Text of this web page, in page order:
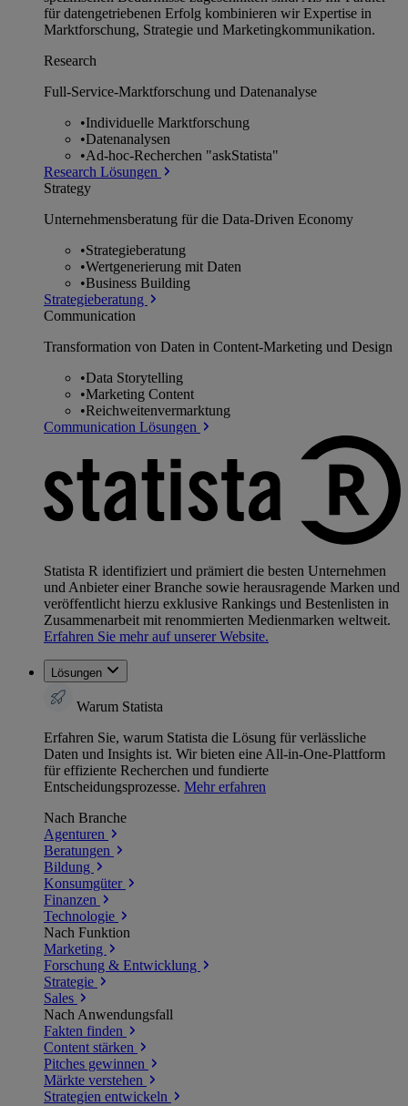
für datengetriebenen Erfolg kombinieren wir Expertise in
Marktforschung, Strategie und Marketingkommunikation.
Research
Full-Service-Marktforschung und Datenanalyse
•Individuelle Marktforschung
•Datenanalysen
•Ad-hoc-Recherchen "askStatista"
Research Lösungen
Strategy
Unternehmens­beratung für die Data-Driven Economy
•Strategieberatung
•Wertgenerierung mit Daten
•Business Building
Strategieberatung
Communication
Transformation von Daten in Content-Marketing und Design
•Data Storytelling
•Marketing Content
•Reichweitenvermarktung
Communication Lösungen
Statista R identifiziert und prämiert die besten Unternehmen
und Anbieter einer Branche sowie herausragende Marken und
veröffentlicht hierzu exklusive Rankings und Bestenlisten in
Zusammenarbeit mit renommierten Medienmarken weltweit.
Erfahren Sie mehr auf unserer Website.
Lösungen
Warum Statista
Erfahren Sie, warum Statista die Lösung für verlässliche
Daten und Insights ist. Wir bieten eine All-in-One-Plattform
für effiziente Recherchen und fundierte
Entscheidungsprozesse. Mehr erfahren
Nach Branche
Agenturen
Beratungen
Bildung
Konsumgüter
Finanzen
Technologie
Nach Funktion
Marketing
Forschung & Entwicklung
Strategie
Sales
Nach Anwendungsfall
Fakten finden
Content stärken
Pitches gewinnen
Märkte verstehen
Strategien entwickeln